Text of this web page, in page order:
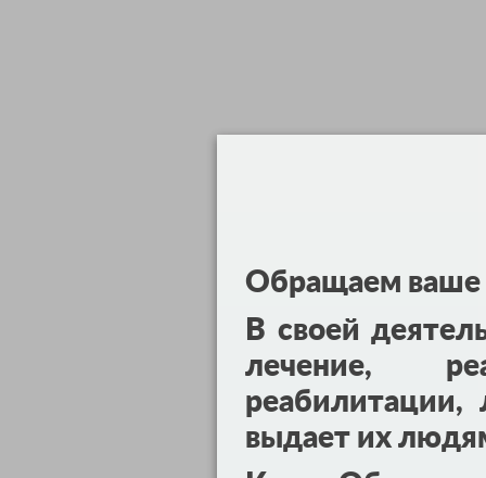
Обращаем ваше
В своей
лечение,
реабилитации,
выдает их